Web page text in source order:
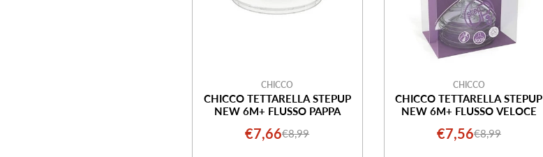
CHICCO
CHICCO TETTARELLA STEPUP
NEW 6M+ FLUSSO PAPPA
Prezzo
€7,66Prezzo
€8,99
CHICCO
CHICCO TETTARELLA STEPUP
NEW 6M+ FLUSSO VELOCE
Prezzo
€7,56Prezzo
€8,99